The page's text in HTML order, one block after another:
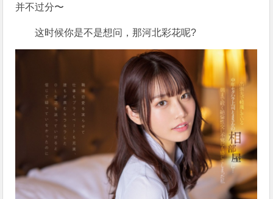
并不过分〜
这时候你是不是想问，那河北彩花呢?